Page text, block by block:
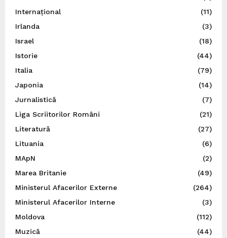
Internațional
(11)
Irlanda
(3)
Israel
(18)
Istorie
(44)
Italia
(79)
Japonia
(14)
Jurnalistică
(7)
Liga Scriitorilor Români
(21)
Literatură
(27)
Lituania
(6)
MApN
(2)
Marea Britanie
(49)
Ministerul Afacerilor Externe
(264)
Ministerul Afacerilor Interne
(3)
Moldova
(112)
Muzică
(44)